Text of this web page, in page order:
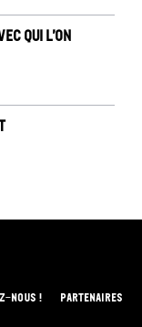
qui l’on
NOUS ! PARTENAIRES